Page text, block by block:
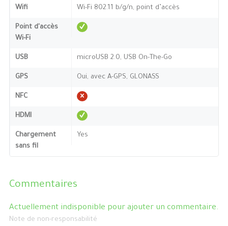
Wifi Wi-Fi 802.11 b/g/n, point d’accès
Point d'accès
Wi-Fi
USB microUSB 2.0, USB On-The-Go
GPS Oui, avec A-GPS, GLONASS
NFC
HDMI
Chargement
sans fil
Yes
Commentaires
Actuellement indisponible pour ajouter un commentaire.
Note de non-responsabilité